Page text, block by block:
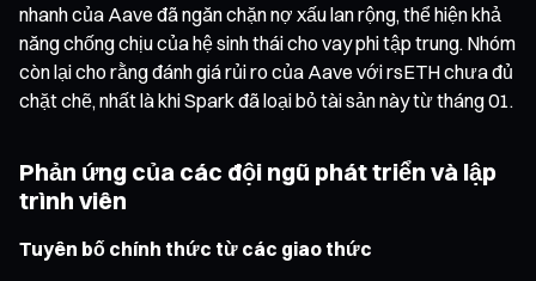
nhanh của Aave đã ngăn chặn nợ xấu lan rộng, thể hiện khả
năng chống chịu của hệ sinh thái cho vay phi tập trung. Nhóm
còn lại cho rằng đánh giá rủi ro của Aave với rsETH chưa đủ
chặt chẽ, nhất là khi Spark đã loại bỏ tài sản này từ tháng 01.
Phản ứng của các đội ngũ phát triển và lập
trình viên
Tuyên bố chính thức từ các giao thức